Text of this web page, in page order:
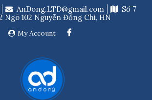
AnDong.LTD@gmail.com
Số 7
Ngõ 102 Nguyễn Đổng Chi, HN
My Account